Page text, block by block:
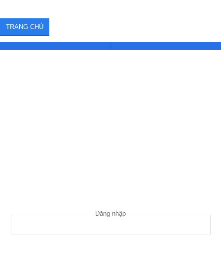
TRANG CHỦ
Đăng nhập